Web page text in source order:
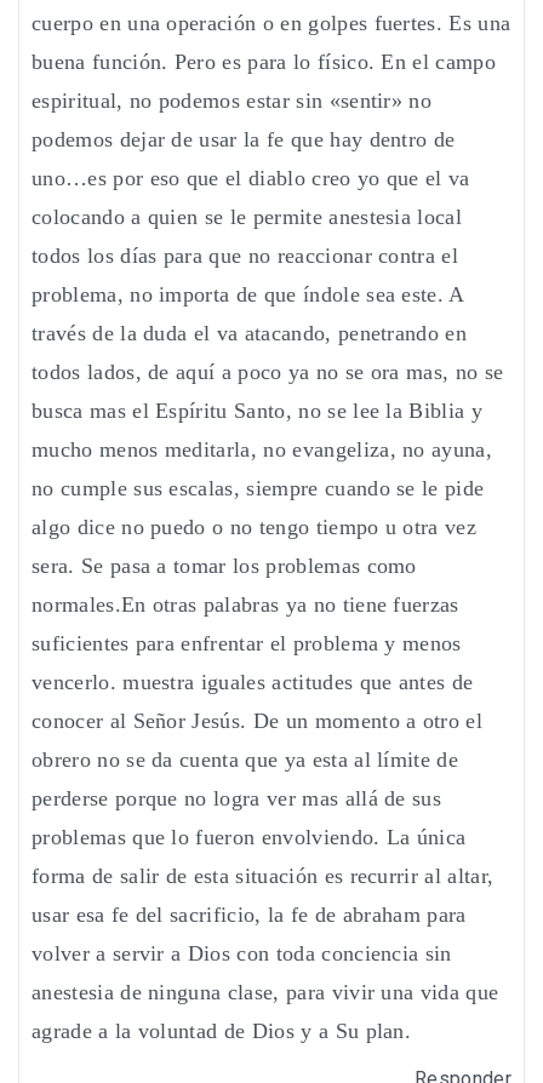
cuerpo en una operación o en golpes fuertes. Es una
buena función. Pero es para lo físico. En el campo
espiritual, no podemos estar sin «sentir» no
podemos dejar de usar la fe que hay dentro de
uno…es por eso que el diablo creo yo que el va
colocando a quien se le permite anestesia local
todos los días para que no reaccionar contra el
problema, no importa de que índole sea este. A
través de la duda el va atacando, penetrando en
todos lados, de aquí a poco ya no se ora mas, no se
busca mas el Espíritu Santo, no se lee la Biblia y
mucho menos meditarla, no evangeliza, no ayuna,
no cumple sus escalas, siempre cuando se le pide
algo dice no puedo o no tengo tiempo u otra vez
sera. Se pasa a tomar los problemas como
normales.En otras palabras ya no tiene fuerzas
suficientes para enfrentar el problema y menos
vencerlo. muestra iguales actitudes que antes de
conocer al Señor Jesús. De un momento a otro el
obrero no se da cuenta que ya esta al límite de
perderse porque no logra ver mas allá de sus
problemas que lo fueron envolviendo. La única
forma de salir de esta situación es recurrir al altar,
usar esa fe del sacrificio, la fe de abraham para
volver a servir a Dios con toda conciencia sin
anestesia de ninguna clase, para vivir una vida que
agrade a la voluntad de Dios y a Su plan.